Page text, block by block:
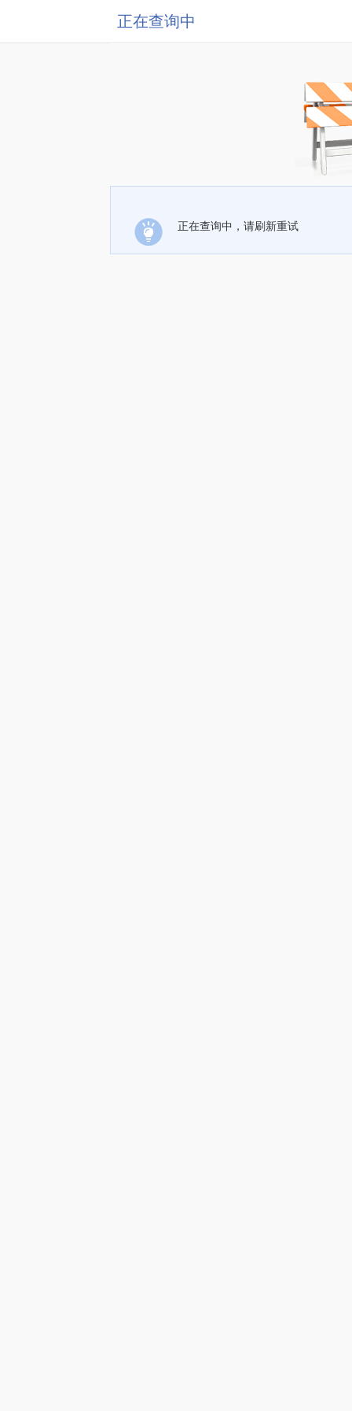
正在查询中
正在查询中，请刷新重试